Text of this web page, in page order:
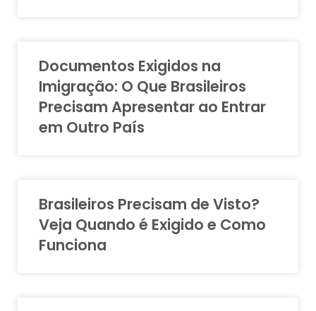
Documentos Exigidos na
Imigração: O Que Brasileiros
Precisam Apresentar ao Entrar
em Outro País
Brasileiros Precisam de Visto?
Veja Quando é Exigido e Como
Funciona